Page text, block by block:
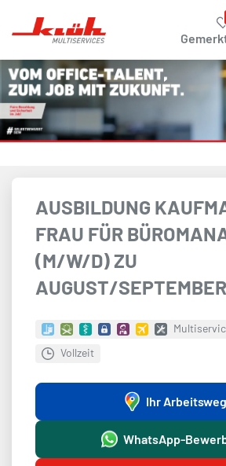
AUSBILDUNG
FRAU FÜR
(M/W/D) ZU
AUGUST/
Vollzeit
Ihr Arbeitsweg
WhatsApp-